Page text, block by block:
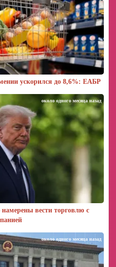
ускорился до 8,6%: ЕАБР
вести торговлю с
около одного месяца назад
около одного месяца назад